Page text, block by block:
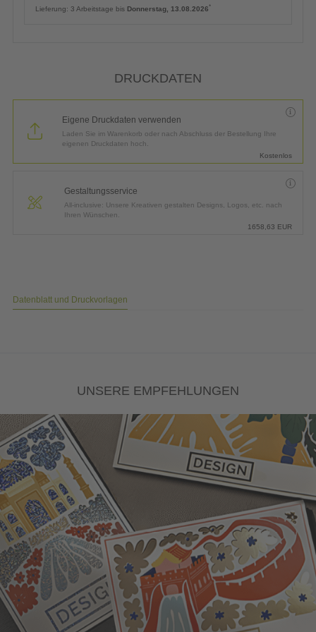
Lieferung: 3 Arbeitstage bis Donnerstag, 13.08.2026*
DRUCKDATEN
Eigene Druckdaten verwenden
Laden Sie im Warenkorb oder nach Abschluss der Bestellung Ihre
eigenen Druckdaten hoch.
Kostenlos
Gestaltungsservice
All-inclusive: Unsere Kreativen gestalten Designs, Logos, etc. nach
Ihren Wünschen.
1658,63 EUR
Datenblatt und Druckvorlagen
UNSERE EMPFEHLUNGEN